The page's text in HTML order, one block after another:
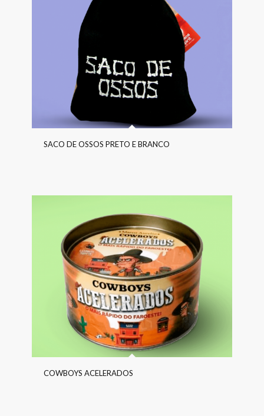
SACO DE OSSOS PRETO E BRANCO
COWBOYS ACELERADOS